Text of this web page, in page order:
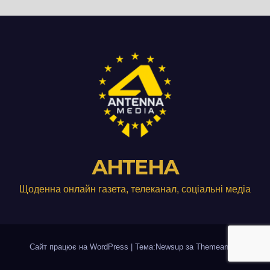
АНТЕНА
Щоденна онлайн газета, телеканал, соціальні медіа
Сайт працює на WordPress Тема:Newsup за Themeansar